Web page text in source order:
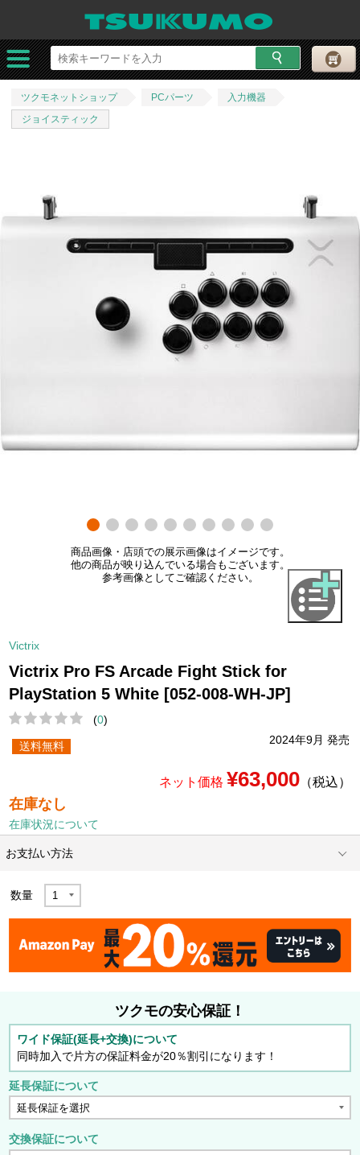
ツクモネットショップ PCパーツ
入力機器
ジョイスティック
商品画像・店頭での展示画像はイメージです。
他の商品が映り込んでいる場合もございます。
参考画像としてご確認ください。
Victrix
Victrix Pro FS Arcade Fight Stick for
PlayStation 5 White [052-008-WH-JP]
(0)
2024年9月 発売
送料無料
ネット価格 ¥63,000（税込）
在庫なし
在庫状況について
お支払い方法
数量
ツクモの安心保証！
ワイド保証(延長+交換)について
同時加入で片方の保証料金が20％割引になります！
延長保証について
交換保証について